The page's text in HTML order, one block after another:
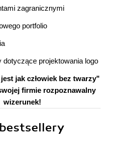
zagranicznymi
portfolio
dotyczące projektowania logo
jak człowiek bez twarzy"
firmie rozpoznawalny
wizerunek!